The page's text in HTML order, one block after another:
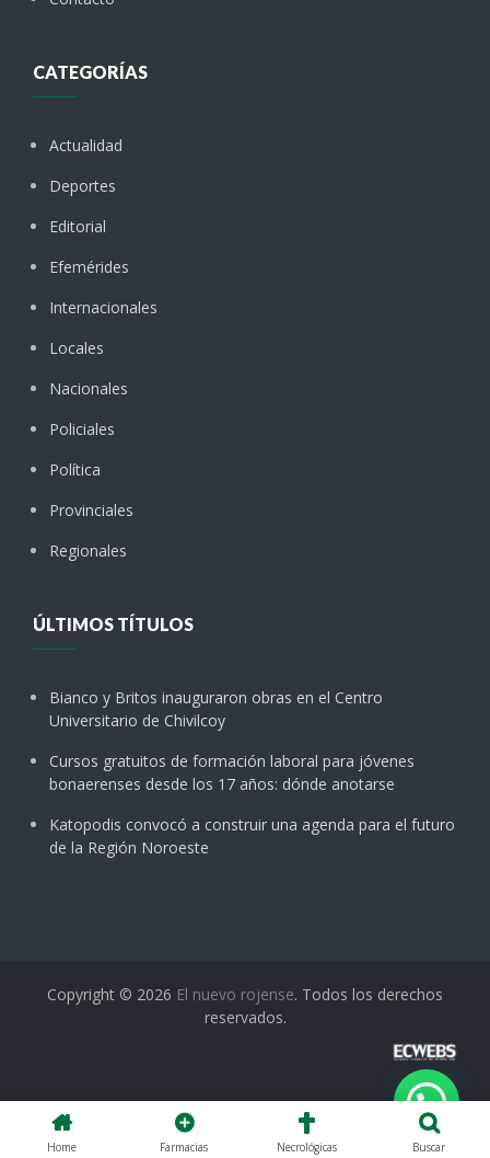
CATEGORÍAS
Actualidad
Deportes
Editorial
Efemérides
Internacionales
Locales
Nacionales
Policiales
Política
Provinciales
Regionales
ÚLTIMOS TÍTULOS
Bianco y Britos inauguraron obras en el Centro
Universitario de Chivilcoy
Cursos gratuitos de formación laboral para jóvenes
bonaerenses desde los 17 años: dónde anotarse
Katopodis convocó a construir una agenda para el futuro
de la Región Noroeste
Copyright © 2026 El nuevo rojense. Todos los derechos
reservados.
Home Farmacias Necrológicas Buscar